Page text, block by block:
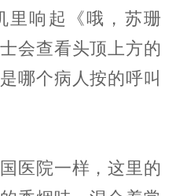
里响起《哦，苏珊
会查看头顶上方的
哪个病人按的呼叫
医院一样，这里的